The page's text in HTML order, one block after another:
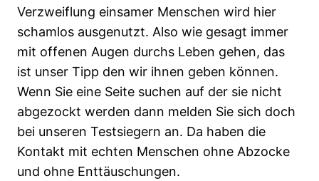
Verzweiflung einsamer Menschen wird hier
schamlos ausgenutzt. Also wie gesagt immer
mit offenen Augen durchs Leben gehen, das
ist unser Tipp den wir ihnen geben können.
Wenn Sie eine Seite suchen auf der sie nicht
abgezockt werden dann melden Sie sich doch
bei unseren Testsiegern an. Da haben die
Kontakt mit echten Menschen ohne Abzocke
und ohne Enttäuschungen.